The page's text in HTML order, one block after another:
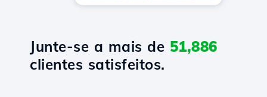
Junte-se a mais de 51,886
clientes satisfeitos.